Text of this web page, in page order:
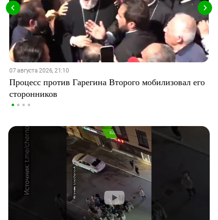
07 августа 2026, 21:10
Процесс против Гарегина Второго мобилизовал его
сторонников